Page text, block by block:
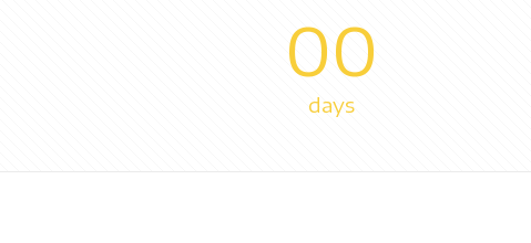
00
days